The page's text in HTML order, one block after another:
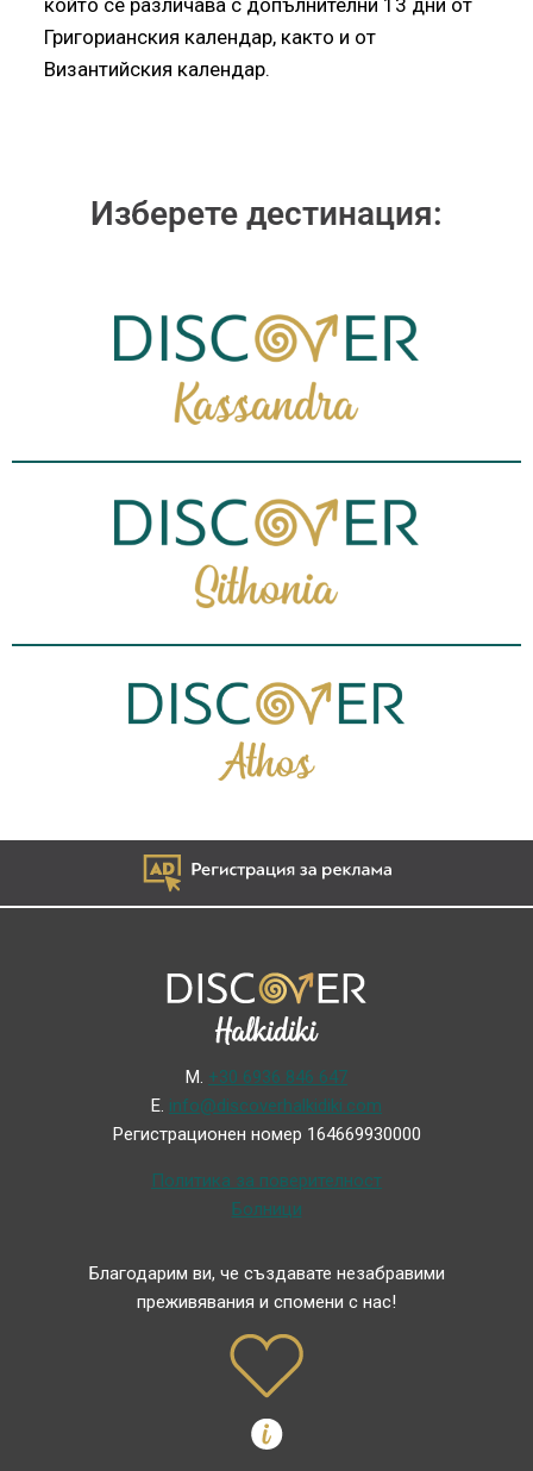
който се различава с допълнителни 13 дни от
Григорианския календар, както и от
Византийския календар.
Изберете дестинация:
Μ. +30 6936 846 647
Ε. info@discoverhalkidiki.com
Регистрационен номер 164669930000
Политика за поверителност
Болници
Благодарим ви, че създавате незабравими
преживявания и спомени с нас!